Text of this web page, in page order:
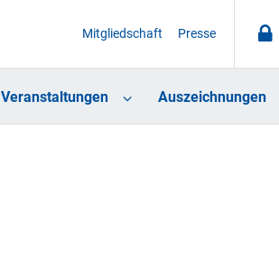
Mitgliedschaft Presse
Veranstaltungen Auszeichnungen